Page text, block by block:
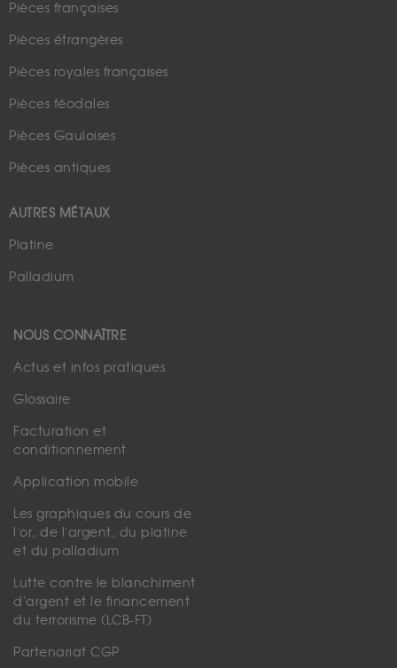
Pièces françaises
Pièces étrangères
Pièces royales françaises
Pièces féodales
Pièces Gauloises
Pièces antiques
AUTRES MÉTAUX
Platine
Palladium
NOUS CONNAÎTRE
Actus et infos pratiques
Glossaire
Facturation et
conditionnement
Application mobile
Les graphiques du cours de
l'or, de l'argent, du platine
et du palladium
Lutte contre le blanchiment
d'argent et le financement
du terrorisme (LCB-FT)
Partenariat CGP